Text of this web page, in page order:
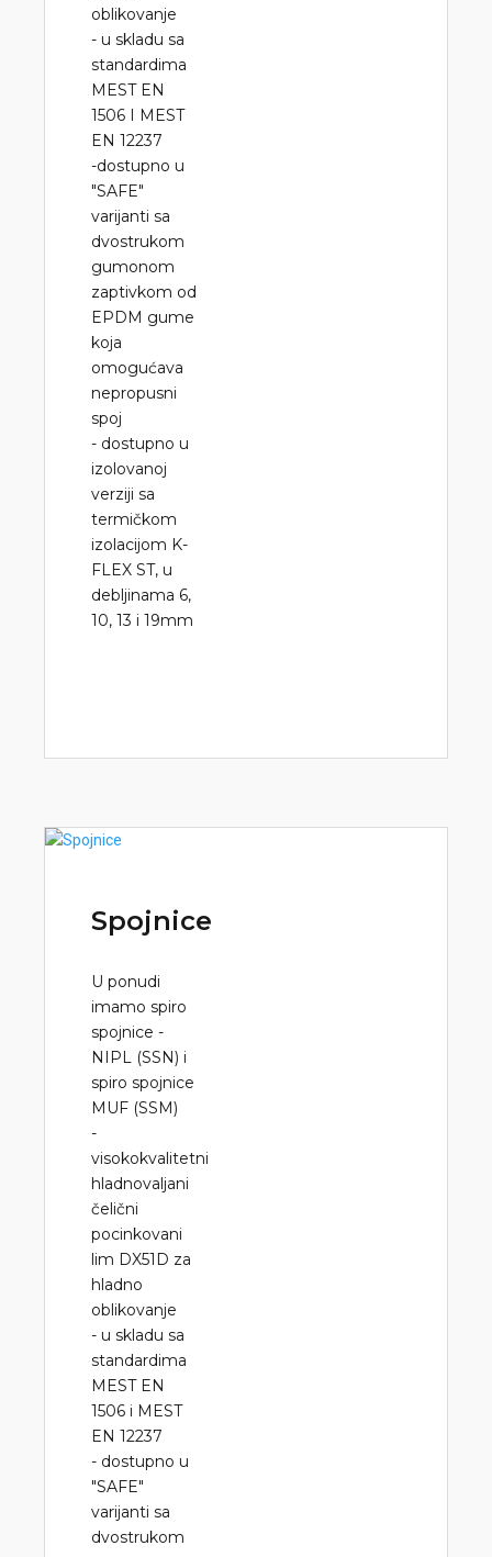
oblikovanje
- u skladu sa
standardima
MEST EN
1506 I MEST
EN 12237
-dostupno u
"SAFE"
varijanti sa
dvostrukom
gumonom
zaptivkom od
EPDM gume
koja
omogućava
nepropusni
spoj
- dostupno u
izolovanoj
verziji sa
termičkom
izolacijom K-
FLEX ST, u
debljinama 6,
10, 13 i 19mm
Spojnice
U ponudi
imamo spiro
spojnice -
NIPL (SSN) i
spiro spojnice
MUF (SSM)
-
visokokvalitetni
hladnovaljani
čelični
pocinkovani
lim DX51D za
hladno
oblikovanje
- u skladu sa
standardima
MEST EN
1506 i MEST
EN 12237
- dostupno u
"SAFE"
varijanti sa
dvostrukom